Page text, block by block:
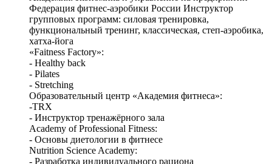
Федерация фитнес-аэробики России Инструктор
групповых программ: силовая тренировка,
функциональный тренинг, классическая, степ-аэробика,
хатха-йога
«Faitness Factory»:
- Healthy back
- Pilates
- Stretching
Образовательный центр «Академия фитнеса»:
-TRX
- Инструктор тренажёрного зала
Academy of Professional Fitness:
- Основы диетологии в фитнесе
Nutrition Science Academy:
- Разработка индивидуального рациона